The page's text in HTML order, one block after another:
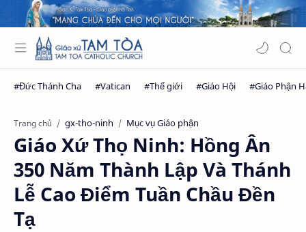
Trang chủ gx-tho-ninh Mục vụ Giáo phận
Giáo Xứ Thọ Ninh: Hồng Ân
350 Năm Thành Lập Và Thánh
Lễ Cao Điểm Tuần Chầu Đền
Tạ